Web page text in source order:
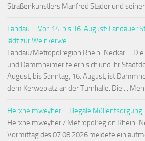
Straßenkünstlers Manfred Stader und
Landau – Von 14. bis 16. August: Landauer
lädt zur Weinkerwe
Landau/Metropolregion Rhein-Neckar –
und Dammheimer feiern sich und ihr
August, bis Sonntag, 16. August, ist
dem Kerweplatz an der Turnhalle. Die ...
Herxheimweyher – Illegale Müllentsorgung
Herxheimweyher / Metropolregion Rhein-
Vormittag des 07.08.2026 meldete ein